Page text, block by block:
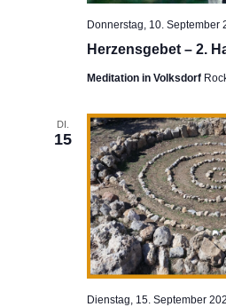
Herzensgebet – 2.
Donnerstag, 10. September
Meditation in Volksdorf
DI.
15
Dienstag, 15. September